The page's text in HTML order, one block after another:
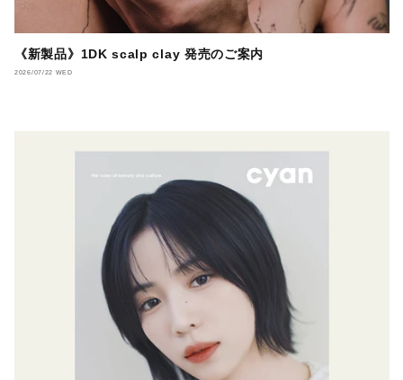
《新製品》1DK scalp clay 発売のご案内
2026/07/22 WED